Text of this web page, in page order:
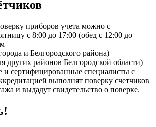
приборов учета можно с
с 8:00 до 17:00 (обед с 12:00 до
и Белгородского района)
других районов Белгородской области)
и сертифицированные специалисты с
выполнят поверку счетчиков
и выдадут свидетельство о поверке.